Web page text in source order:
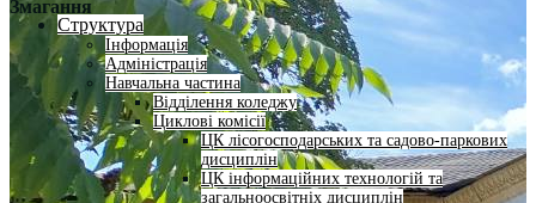
Структура
Інформація
Адміністрація
Навчальна частина
Відділення коледжу
Циклові комісії
ЦК лісогосподарських та садово-паркових
дисциплін
ЦК інформаційних технологій та
загальноосвітніх дисциплін
Змагання